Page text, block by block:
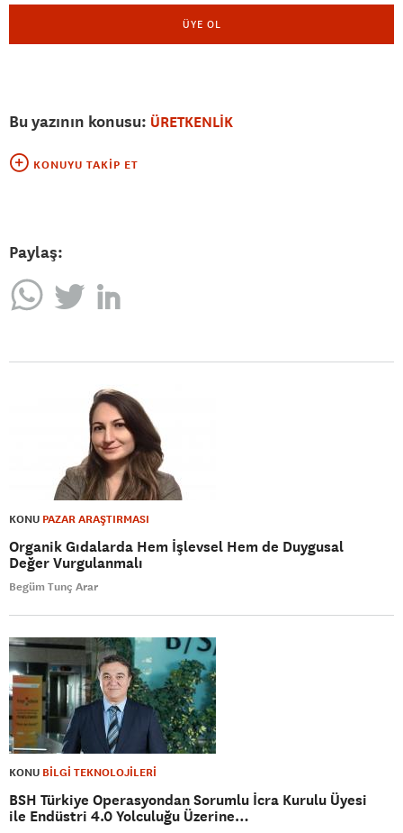
ÜYE OL
Bu yazının konusu: ÜRETKENLİK
KONUYU TAKIP ET
Paylaş:
KONU PAZAR ARAŞTIRMASI
Organik Gıdalarda Hem İşlevsel Hem de Duygusal
Değer Vurgulanmalı
Begüm Tunç Arar
KONU BİLGİ TEKNOLOJİLERİ
BSH Türkiye Operasyondan Sorumlu İcra Kurulu Üyesi
ile Endüstri 4.0 Yolculuğu Üzerine…